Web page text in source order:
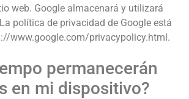
web. Google almacenará y utilizará
política de privacidad de Google está
www.google.com/privacypolicy.html.
permanecerán
en mi dispositivo?